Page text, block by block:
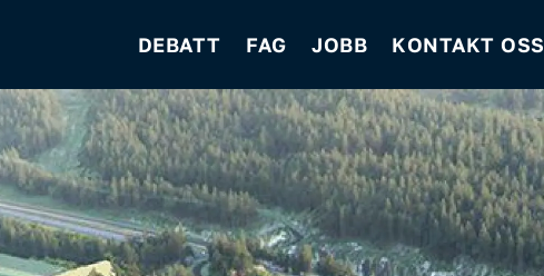
DEBATT FAG JOBB KONTAKT OSS